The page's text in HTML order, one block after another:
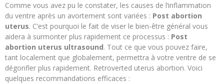
Comme vous avez pu le constater, les causes de l’inflammation
du ventre après un avortement sont variées : Post abortion
uterus. C’est pourquoi le fait de viser le bien-être général vous
aidera à surmonter plus rapidement ce processus : Post
abortion uterus ultrasound. Tout ce que vous pouvez faire,
tant localement que globalement, permettra à votre ventre de se
dégonfler plus rapidement. Retroverted uterus abortion. Voici
quelques recommandations efficaces :